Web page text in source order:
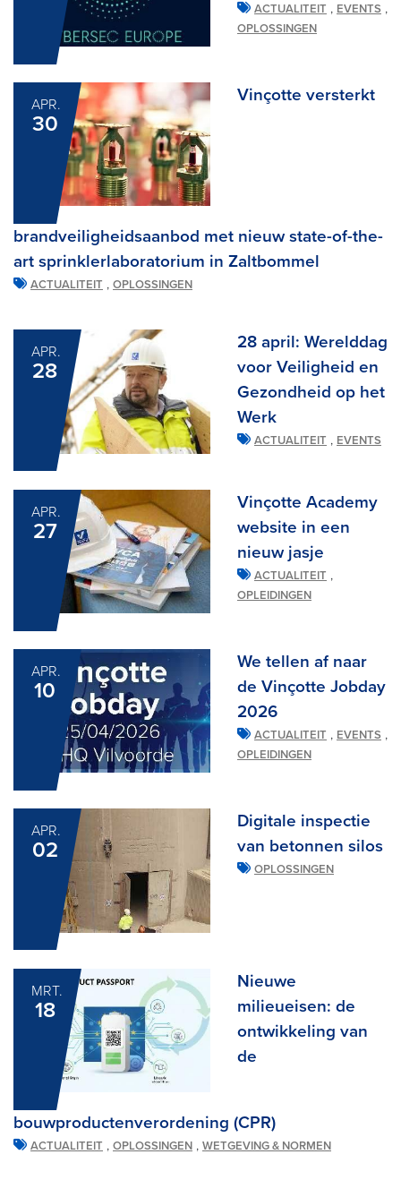
ACTUALITEIT , EVENTS ,
OPLOSSINGEN
APR.
30
Vinçotte versterkt
brandveiligheidsaanbod met nieuw state-of-the-
art sprinklerlaboratorium in Zaltbommel
ACTUALITEIT , OPLOSSINGEN
APR.
28
28 april: Werelddag
voor Veiligheid en
Gezondheid op het
Werk
ACTUALITEIT , EVENTS
APR.
27
Vinçotte Academy
website in een
nieuw jasje
ACTUALITEIT ,
OPLEIDINGEN
APR.
10
We tellen af naar
de Vinçotte Jobday
2026
ACTUALITEIT , EVENTS ,
OPLEIDINGEN
APR.
02
Digitale inspectie
van betonnen silos
OPLOSSINGEN
MRT.
18
Nieuwe
milieueisen: de
ontwikkeling van
de
bouwproductenverordening (CPR)
ACTUALITEIT , OPLOSSINGEN , WETGEVING & NORMEN